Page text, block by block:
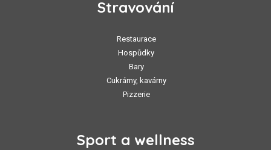
Stravování
Restaurace
Hospůdky
Bary
Cukrárny, kavárny
Pizzerie
Sport a wellness